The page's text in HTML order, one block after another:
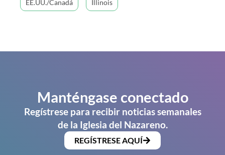
EE.UU./Canadá Illinois
Manténgase conectado
Regístrese para recibir noticias semanales
de la Iglesia del Nazareno.
REGÍSTRESE AQUÍ